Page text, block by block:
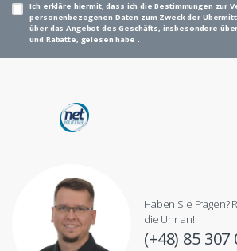
Ich erkläre hiermit, dass ich die Bestimmungen zur
personenbezogenen Daten zum Zweck der
über das Angebot des Geschäfts, insbesondere
und Rabatte, gelesen habe .
Haben Sie Fragen?
die Uhr an!
(+48) 85 307